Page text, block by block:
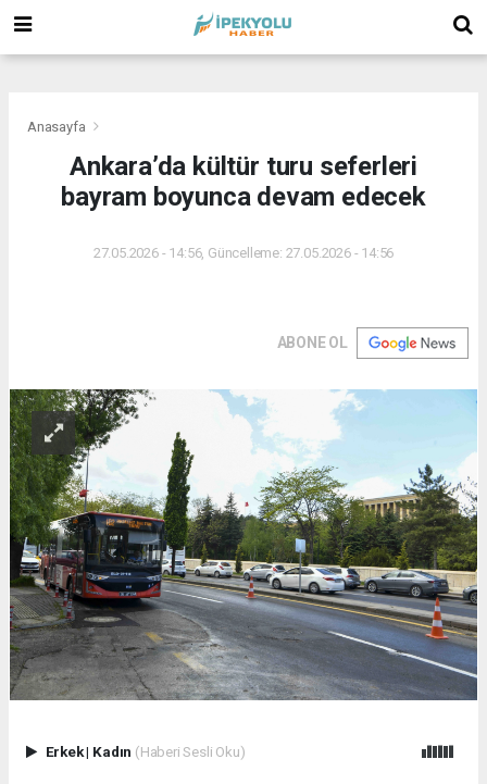
Anasayfa
Ankara’da kültür turu seferleri
bayram boyunca devam edecek
27.05.2026 - 14:56, Güncelleme: 27.05.2026 - 14:56
ABONE OL
Erkek| Kadın (Haberi Sesli Oku)